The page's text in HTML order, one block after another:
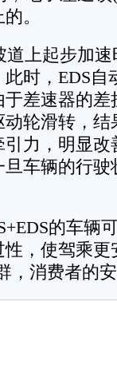
。
上起步加速
时，EDS自
差速器的
轮滑转，
力，明显
车辆的行
的车辆
，使驾乘
，消费者的